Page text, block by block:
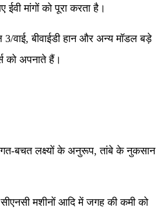
मांगों को पूरा करता है।
वाई, बीवाईडी हान और अन्य मॉडल बड़े
को अपनाते हैं।
बचत लक्ष्यों के अनुरूप, तांबे के नुकसान
सीएनसी मशीनों आदि में जगह की कमी को